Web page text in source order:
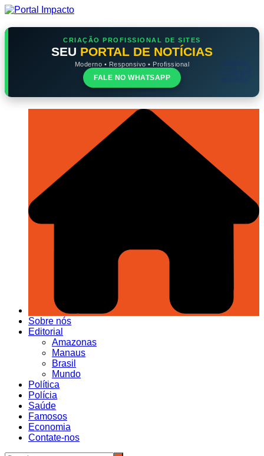
Ir
o
CRIAÇÃO PROFISSIONAL DE SITES
SEU PORTAL DE NOTÍCIAS
Moderno • Responsivo • Profissional
FALE NO WHATSAPP
Sobre nós
Editorial
Amazonas
Manaus
Brasil
Mundo
Política
Polícia
Saúde
Famosos
Economia
Contate-nos